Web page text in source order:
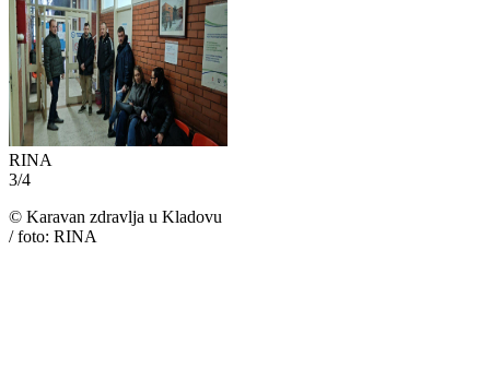
RINA
3/4
© Karavan zdravlja u Kladovu
/ foto: RINA